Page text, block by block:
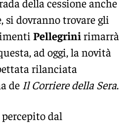
della cessione anche
si dovranno trovare gli
Pellegrinirimarrà
ad oggi, la novità
rilanciata
de Il Corriere della Sera.
percepito dal